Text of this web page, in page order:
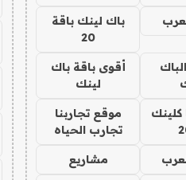
باك لينك باقة
20
أقوى باقة باك
لينك
كلينك
موقع تجاربنا
تجارب الحياه
مشاريع